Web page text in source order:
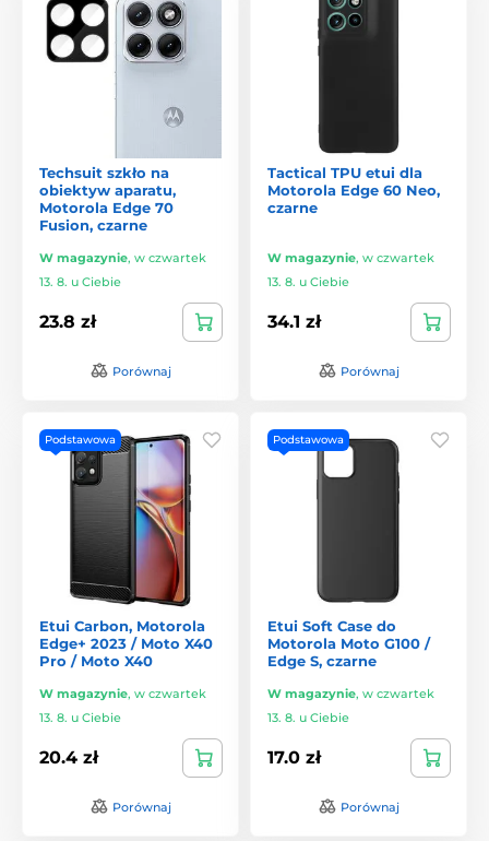
Techsuit szkło na
obiektyw aparatu,
Motorola Edge 70
Fusion, czarne
W magazynie, w czwartek
13. 8. u Ciebie
23.8 zł
Porównaj
Tactical TPU etui dla
Motorola Edge 60 Neo,
czarne
W magazynie, w czwartek
13. 8. u Ciebie
34.1 zł
Porównaj
Podstawowa
Etui Carbon, Motorola
Edge+ 2023 / Moto X40
Pro / Moto X40
W magazynie, w czwartek
13. 8. u Ciebie
20.4 zł
Porównaj
Podstawowa
Etui Soft Case do
Motorola Moto G100 /
Edge S, czarne
W magazynie, w czwartek
13. 8. u Ciebie
17.0 zł
Porównaj